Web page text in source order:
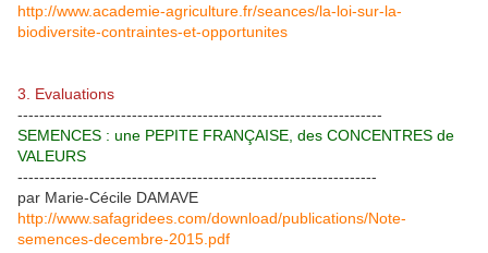
http://www.academie-agriculture.fr/seances/la-loi-sur-la-
biodiversite-contraintes-et-opportunites
3. Evaluations
-------------------------------------------------------------------
SEMENCES : une PEPITE FRANÇAISE, des CONCENTRES de
VALEURS
------------------------------------------------------------------
par Marie-Cécile DAMAVE
http://www.safagridees.com/download/publications/Note-
semences-decembre-2015.pdf